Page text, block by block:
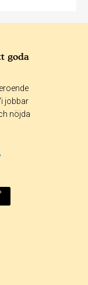
goda
jobbar
nöjda